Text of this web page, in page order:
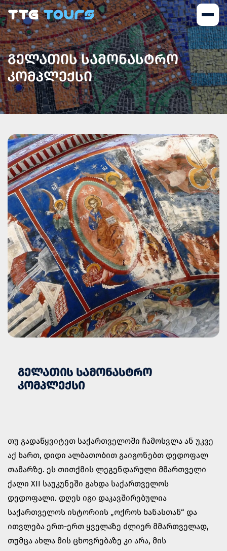
ᲒᲔᲚᲐᲗᲘᲡ ᲡᲐᲛᲝᲜᲐᲡᲢᲠᲝ
ᲙᲝᲛᲞᲚᲔᲥᲡᲘ
ᲒᲔᲚᲐᲗᲘᲡ ᲡᲐᲛᲝᲜᲐᲡᲢᲠᲝ
ᲙᲝᲛᲞᲚᲔᲥᲡᲘ
თუ გადაწყვიტეთ საქართველოში ჩამოსვლა ან უკვე
აქ ხართ, დიდი ალბათობით გაიგონებთ დედოფალ
თამარზე. ეს თითქმის ლეგენდარული მმართველი
ქალი XII საუკუნეში გახდა საქართველოს
დედოფალი. დღეს იგი დაკავშირებულია
საქართველოს ისტორიის „ოქროს ხანასთან“ და
ითვლება ერთ-ერთ ყველაზე ძლიერ მმართველად,
თუმცა ახლა მის ცხოვრებაზე კი არა, მის